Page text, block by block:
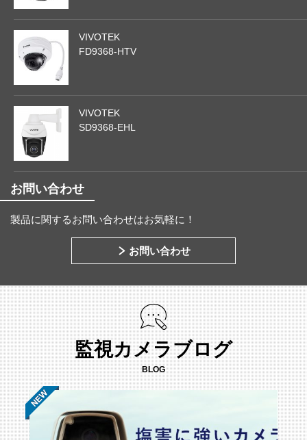
VIVOTEK
FD9368-HTV
VIVOTEK
SD9368-EHL
お問い合わせ
製品に関するお問い合わせはお気軽に！
お問い合わせ
監視カメラブログ
BLOG